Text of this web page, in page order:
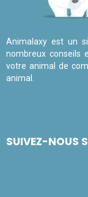
Animalaxy est un
nombreux conseils
votre animal de
animal.
SUIVEZ-NOUS